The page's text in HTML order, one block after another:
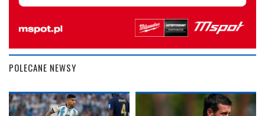
POLECANE NEWSY